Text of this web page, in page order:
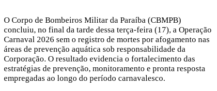
O Corpo de Bombeiros Militar da Paraíba (CBMPB)
concluiu, no final da tarde dessa terça-feira (17), a Operação
Carnaval 2026 sem o registro de mortes por afogamento nas
áreas de prevenção aquática sob responsabilidade da
Corporação. O resultado evidencia o fortalecimento das
estratégias de prevenção, monitoramento e pronta resposta
empregadas ao longo do período carnavalesco.